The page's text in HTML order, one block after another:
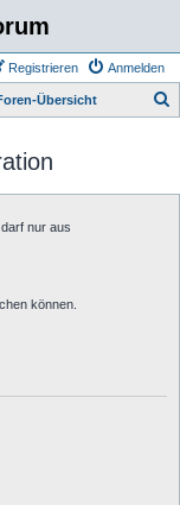
Anmelden
Registrieren
Übersicht
nur aus
können.